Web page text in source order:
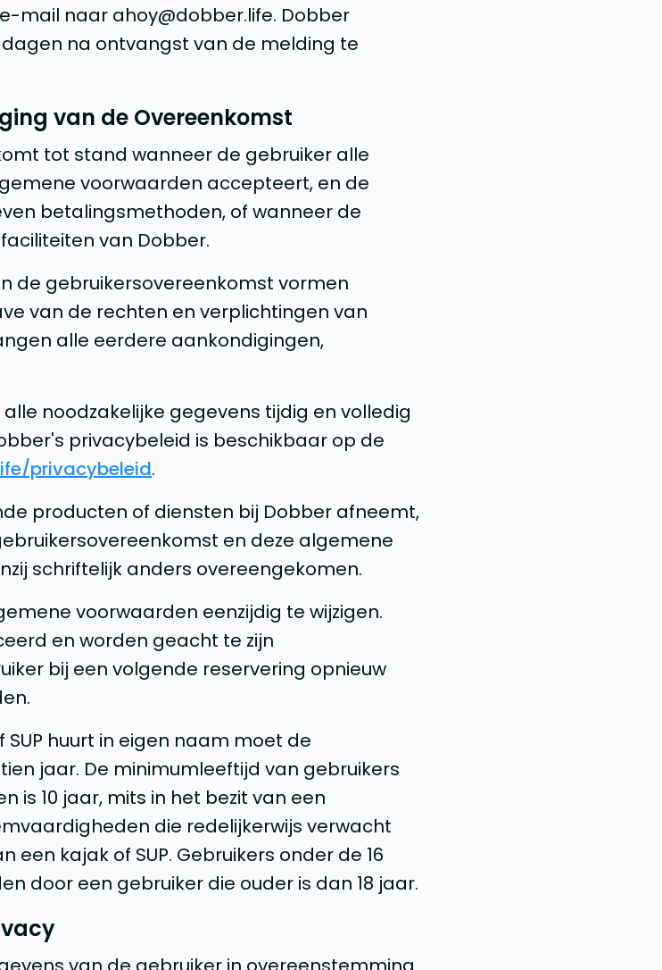
mail naar ahoy@dobber.life. Dobber
na ontvangst van de melding te
van de Overeenkomst
tot stand wanneer de gebruiker alle
voorwaarden accepteert, en de
betalingsmethoden, of wanneer de
van Dobber.
de gebruikersovereenkomst vormen
van de rechten en verplichtingen van
alle eerdere aankondigingen,
noodzakelijke gegevens tijdig en volledig
privacybeleid is beschikbaar op de
privacybeleid.
producten of diensten bij Dobber afneemt,
en deze algemene
schriftelijk anders overeengekomen.
voorwaarden eenzijdig te wijzigen.
en worden geacht te zijn
bij een volgende reservering opnieuw
SUP huurt in eigen naam moet de
jaar. De minimumleeftijd van gebruikers
is 10 jaar, mits in het bezit van een
die redelijkerwijs verwacht
een kajak of SUP. Gebruikers onder de 16
door een gebruiker die ouder is dan 18 jaar.